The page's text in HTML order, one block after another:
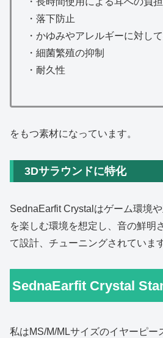
・落下防止
・かゆみやアレルギーに対し
・細菌繁殖の抑制
・耐久性
をもつ素材になっています。
3Dサラウンドに特化
SednaEarfit Crystalはゲーム環境
を楽しむ環境を想定し、音の鮮明
て設計、チューニングされています
SednaEarfit Crystal
私はMS/M/MLサイズのイヤーピー